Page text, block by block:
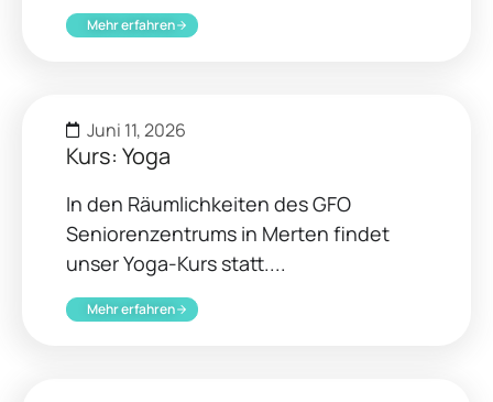
Mehr erfahren
Juni 11, 2026
Kurs: Yoga
In den Räumlichkeiten des GFO
Seniorenzentrums in Merten findet
unser Yoga-Kurs statt....
Mehr erfahren